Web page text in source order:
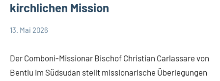
kirchlichen Mission
13. Mai 2026
Der Comboni-Missionar Bischof Christian Carlassare von
Bentiu im Südsudan stellt missionarische Überlegungen